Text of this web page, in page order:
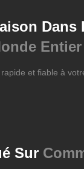
Dans
Entier
et fiable à
Sur